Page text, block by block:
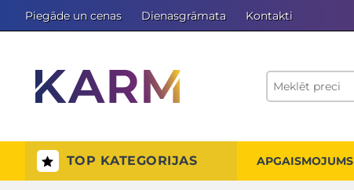
Piegāde un cenas Dienasgrāmata Kontakti
TOP KATEGORIJAS APGAISMOJUMS